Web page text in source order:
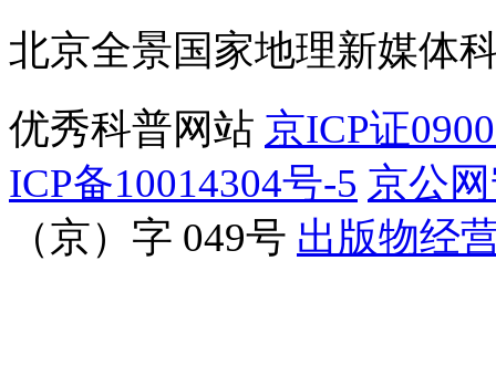
北京全景国家地理新媒体
优秀科普网站 京ICP证
ICP备10014304号-5 京公
（京）字 049号 出版物经